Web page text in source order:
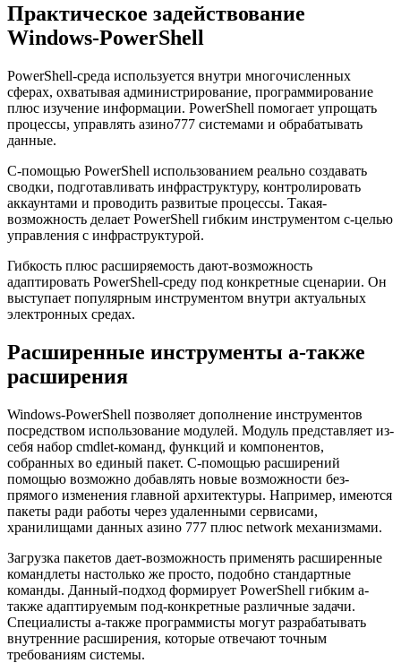
Практическое задействование
Windows-PowerShell
PowerShell-среда используется внутри многочисленных
сферах, охватывая администрирование, программирование
плюс изучение информации. PowerShell помогает упрощать
процессы, управлять азино777 системами и обрабатывать
данные.
С-помощью PowerShell использованием реально создавать
сводки, подготавливать инфраструктуру, контролировать
аккаунтами и проводить развитые процессы. Такая-
возможность делает PowerShell гибким инструментом с-целью
управления с инфраструктурой.
Гибкость плюс расширяемость дают-возможность
адаптировать PowerShell-среду под конкретные сценарии. Он
выступает популярным инструментом внутри актуальных
электронных средах.
Расширенные инструменты а-также
расширения
Windows-PowerShell позволяет дополнение инструментов
посредством использование модулей. Модуль представляет из-
себя набор cmdlet-команд, функций и компонентов,
собранных во единый пакет. С-помощью расширений
помощью возможно добавлять новые возможности без-
прямого изменения главной архитектуры. Например, имеются
пакеты ради работы через удаленными сервисами,
хранилищами данных азино 777 плюс network механизмами.
Загрузка пакетов дает-возможность применять расширенные
командлеты настолько же просто, подобно стандартные
команды. Данный-подход формирует PowerShell гибким а-
также адаптируемым под-конкретные различные задачи.
Специалисты а-также программисты могут разрабатывать
внутренние расширения, которые отвечают точным
требованиям системы.